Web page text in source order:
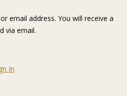
email address. You will receive a
via email.
In